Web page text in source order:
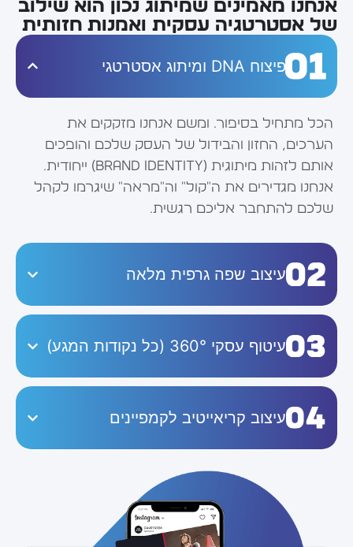
אנחנו מאמינים שמיתוג נכון הוא שילוב
של אסטרטגיה עסקית ואמנות חזותית
פיצוח DNA ומיתוג אסטרטגי
הכל מתחיל בסיפור. ומשם אנחנו מזקקים את
הערכים, החזון והבידול של העסק שלכם והופכים
אותם לזהות מיתוגית (Brand Identity) ייחודית.
אנחנו מגדירים את ה"קול" וה"מראה" שיגרמו לקהל
שלכם להתחבר אליכם רגשית.
עיצוב שפה גרפית מלאה
עיטוף עסקי 360° (כל נקודות המגע)
עיצוב קריאייטיב לקמפיינים